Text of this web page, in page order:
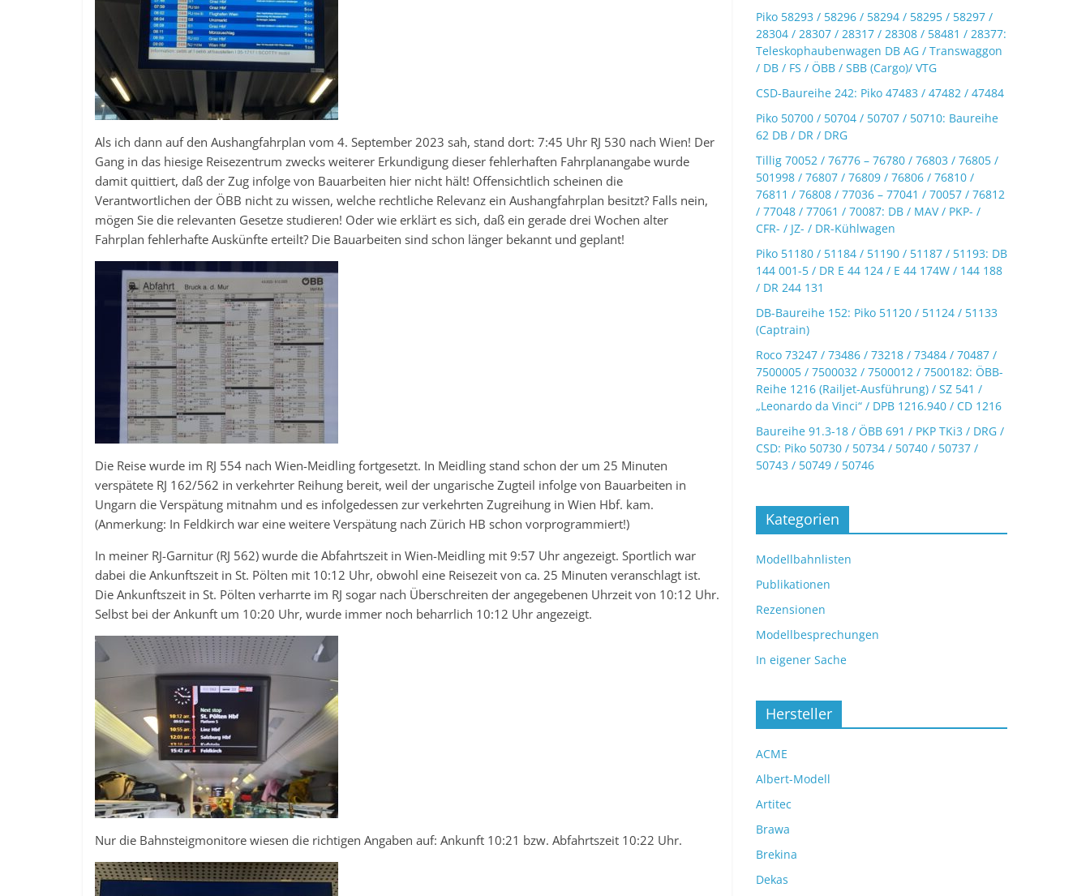
Als ich dann auf den Aushangfahrplan vom 4. September 2023 sah, stand dort: 7:45 Uhr RJ 530 nach Wien! Der
Gang in das hiesige Reisezentrum zwecks weiterer Erkundigung dieser fehlerhaften Fahrplanangabe wurde
damit quittiert, daß der Zug infolge von Bauarbeiten hier nicht hält! Offensichtlich scheinen die
Verantwortlichen der ÖBB nicht zu wissen, welche rechtliche Relevanz ein Aushangfahrplan besitzt? Falls nein,
mögen Sie die relevanten Gesetze studieren! Oder wie erklärt es sich, daß ein gerade drei Wochen alter
Fahrplan fehlerhafte Auskünfte erteilt? Die Bauarbeiten sind schon länger bekannt und geplant!
Die Reise wurde im RJ 554 nach Wien-Meidling fortgesetzt. In Meidling stand schon der um 25 Minuten
verspätete RJ 162/562 in verkehrter Reihung bereit, weil der ungarische Zugteil infolge von Bauarbeiten in
Ungarn die Verspätung mitnahm und es infolgedessen zur verkehrten Zugreihung in Wien Hbf. kam.
(Anmerkung: In Feldkirch war eine weitere Verspätung nach Zürich HB schon vorprogrammiert!)
In meiner RJ-Garnitur (RJ 562) wurde die Abfahrtszeit in Wien-Meidling mit 9:57 Uhr angezeigt. Sportlich war
dabei die Ankunftszeit in St. Pölten mit 10:12 Uhr, obwohl eine Reisezeit von ca. 25 Minuten veranschlagt ist.
Die Ankunftszeit in St. Pölten verharrte im RJ sogar nach Überschreiten der angegebenen Uhrzeit von 10:12 Uhr.
Selbst bei der Ankunft um 10:20 Uhr, wurde immer noch beharrlich 10:12 Uhr angezeigt.
Nur die Bahnsteigmonitore wiesen die richtigen Angaben auf: Ankunft 10:21 bzw. Abfahrtszeit 10:22 Uhr.
Piko 58293 / 58296 / 58294 / 58295 / 58297 /
28304 / 28307 / 28317 / 28308 / 58481 / 28377:
Teleskophaubenwagen DB AG / Transwaggon
/ DB / FS / ÖBB / SBB (Cargo)/ VTG
CSD-Baureihe 242: Piko 47483 / 47482 / 47484
Piko 50700 / 50704 / 50707 / 50710: Baureihe
62 DB / DR / DRG
Tillig 70052 / 76776 – 76780 / 76803 / 76805 /
501998 / 76807 / 76809 / 76806 / 76810 /
76811 / 76808 / 77036 – 77041 / 70057 / 76812
/ 77048 / 77061 / 70087: DB / MAV / PKP- /
CFR- / JZ- / DR-Kühlwagen
Piko 51180 / 51184 / 51190 / 51187 / 51193: DB
144 001-5 / DR E 44 124 / E 44 174W / 144 188
/ DR 244 131
DB-Baureihe 152: Piko 51120 / 51124 / 51133
(Captrain)
Roco 73247 / 73486 / 73218 / 73484 / 70487 /
7500005 / 7500032 / 7500012 / 7500182: ÖBB-
Reihe 1216 (Railjet-Ausführung) / SZ 541 /
„Leonardo da Vinci“ / DPB 1216.940 / CD 1216
Baureihe 91.3-18 / ÖBB 691 / PKP TKi3 / DRG /
CSD: Piko 50730 / 50734 / 50740 / 50737 /
50743 / 50749 / 50746
Kategorien
Modellbahnlisten
Publikationen
Rezensionen
Modellbesprechungen
In eigener Sache
Hersteller
ACME
Albert-Modell
Artitec
Brawa
Brekina
Dekas